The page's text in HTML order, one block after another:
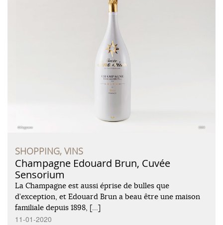
SHOPPING, VINS
Champagne Edouard Brun, Cuvée
Sensorium
La Champagne est aussi éprise de bulles que
d’exception, et Edouard Brun a beau être une maison
familiale depuis 1898, […]
11-01-2020